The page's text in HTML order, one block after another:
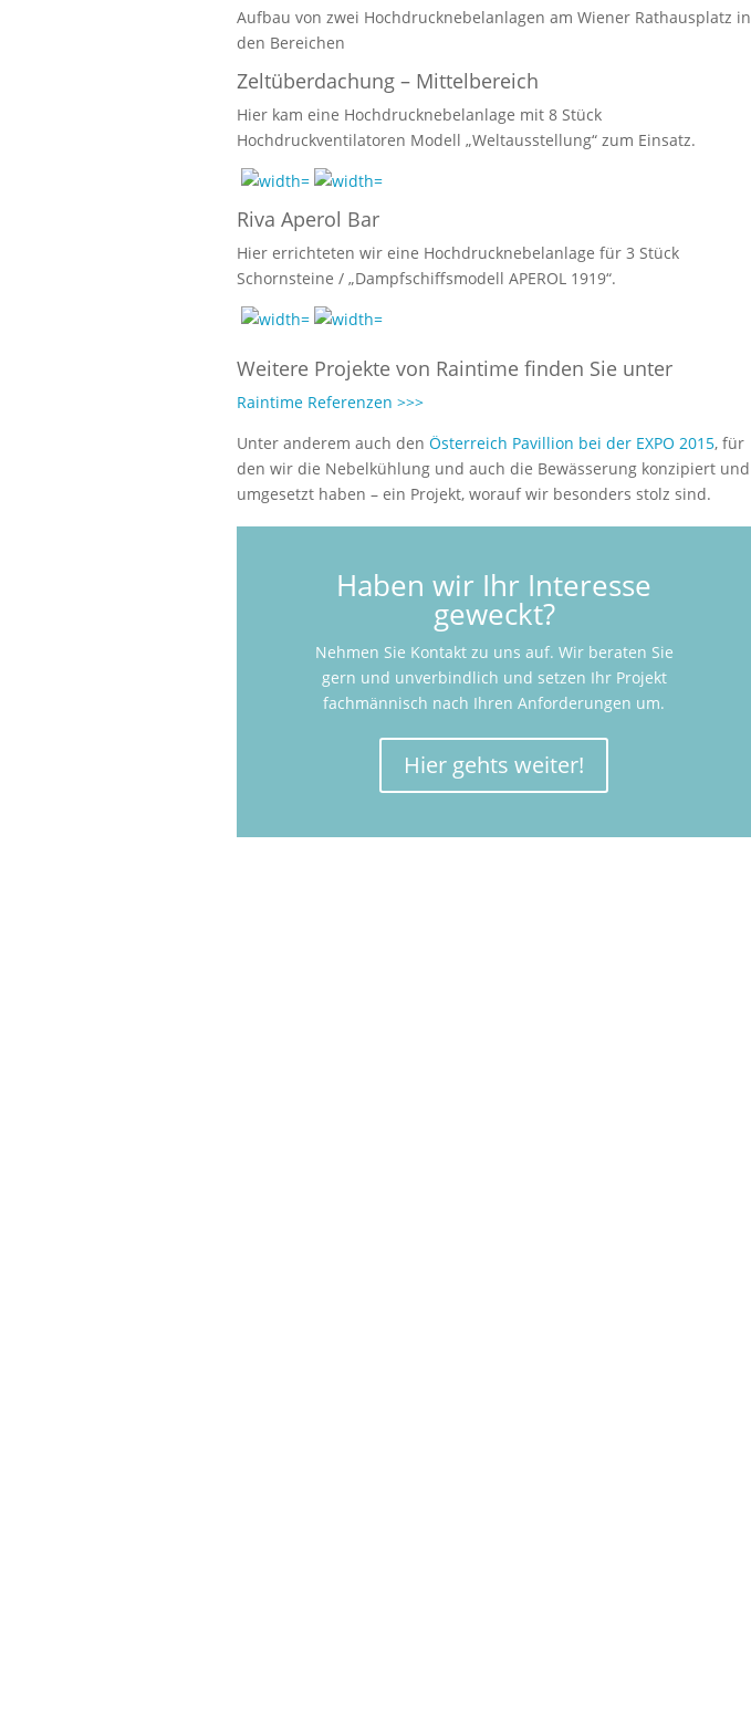
Aufbau von zwei Hochdrucknebelanlagen am Wiener Rathausplatz in
den Bereichen
Zeltüberdachung – Mittelbereich
Hier kam eine Hochdrucknebelanlage mit 8 Stück
Hochdruckventilatoren Modell „Weltausstellung“ zum Einsatz.
Riva Aperol Bar
Hier errichteten wir eine Hochdrucknebelanlage für 3 Stück
Schornsteine / „Dampfschiffsmodell APEROL 1919“.
Weitere Projekte von Raintime finden Sie unter
Raintime Referenzen >>>
Unter anderem auch den Österreich Pavillion bei der EXPO 2015, für
den wir die Nebelkühlung und auch die Bewässerung konzipiert und
umgesetzt haben – ein Projekt, worauf wir besonders stolz sind.
Haben wir Ihr Interesse
geweckt?
Nehmen Sie Kontakt zu uns auf. Wir beraten Sie
gern und unverbindlich und setzen Ihr Projekt
fachmännisch nach Ihren Anforderungen um.
Hier gehts weiter!